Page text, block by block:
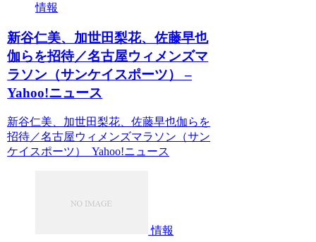
情報
新谷仁美、加世田梨花、佐藤早也
伽らを招待／名古屋ウィメンズマ
ラソン（サンケイスポーツ） –
Yahoo!ニュース
新谷仁美、加世田梨花、佐藤早也伽らを
招待／名古屋ウィメンズマラソン（サン
ケイスポーツ） Yahoo!ニュース
情報